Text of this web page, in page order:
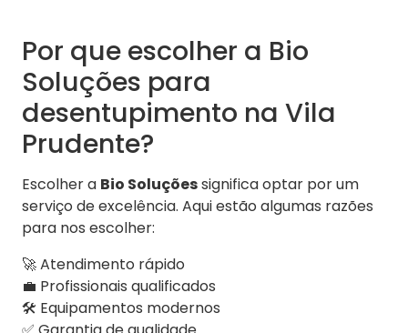
Por que escolher a Bio
Soluções para
desentupimento na Vila
Prudente?
Escolher a Bio Soluçõessignifica optar por um
serviço de excelência. Aqui estão algumas razões
para nos escolher:
🚀 Atendimento rápido
💼 Profissionais qualificados
🛠️ Equipamentos modernos